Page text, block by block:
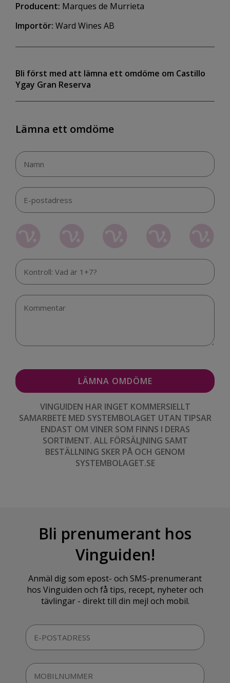
Producent: Marques de Murrieta
Importör: Ward Wines AB
Bli först med att lämna ett omdöme om Castillo
Ygay Gran Reserva
Lämna ett omdöme
VINGUIDEN HAR INGET KOMMERSIELLT
SAMARBETE MED SYSTEMBOLAGET UTAN TIPSAR
ENDAST OM VINER SOM FINNS I DERAS
SORTIMENT. ALL FÖRSÄLJNING SAMT
BESTÄLLNING SKER PÅ OCH GENOM
SYSTEMBOLAGET.SE
Bli prenumerant hos
Vinguiden!
Anmäl dig som epost- och SMS-prenumerant
hos Vinguiden och få tips, recept, nyheter och
tävlingar - direkt till din mejl och mobil.